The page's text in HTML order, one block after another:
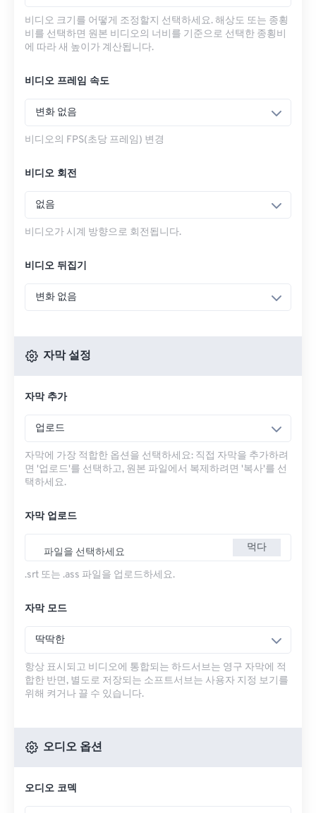
비디오 크기를 어떻게 조정할지 선택하세요. 해상도 또는 종횡
비를 선택하면 원본 비디오의 너비를 기준으로 선택한 종횡비
에 따라 새 높이가 계산됩니다.
비디오 프레임 속도
변화 없음
비디오의 FPS(초당 프레임) 변경
비디오 회전
없음
비디오가 시계 방향으로 회전됩니다.
비디오 뒤집기
변화 없음
자막 설정
자막 추가
업로드
자막에 가장 적합한 옵션을 선택하세요: 직접 자막을 추가하려
면 '업로드'를 선택하고, 원본 파일에서 복제하려면 '복사'를 선
택하세요.
자막 업로드
파일을 선택하세요 먹다
.srt 또는 .ass 파일을 업로드하세요.
자막 모드
딱딱한
항상 표시되고 비디오에 통합되는 하드서브는 영구 자막에 적
합한 반면, 별도로 저장되는 소프트서브는 사용자 지정 보기를
위해 켜거나 끌 수 있습니다.
오디오 옵션
오디오 코덱